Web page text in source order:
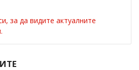
за да видите актуалните